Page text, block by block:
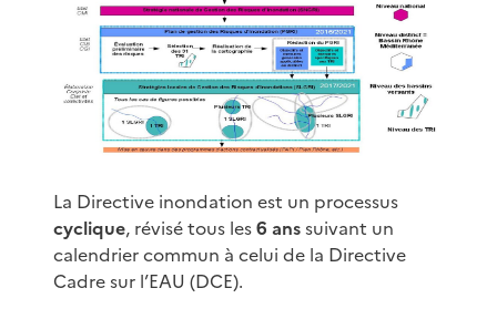
La Directive inondation est un processus
cyclique, révisé tous les6 anssuivant un
calendrier commun à celui de la Directive
Cadre sur l’EAU (DCE).